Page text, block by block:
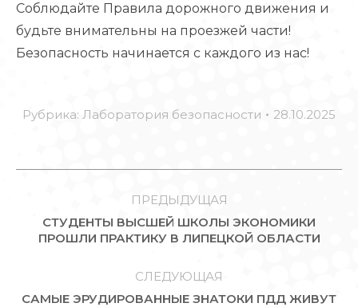
Соблюдайте Правила дорожного движения и
будьте внимательны на проезжей части!
Безопасность начинается с каждого из нас!
Рубрика: Лаборатория безопасности 28.10.2025
ЗАПИСЯМ
ПРЕДЫДУЩАЯ
Предыдущая
запись:
СТУДЕНТЫ ВЫСШЕЙ ШКОЛЫ ЭКОНОМИКИ
ПРОШЛИ ПРАКТИКУ В ЛИПЕЦКОЙ ОБЛАСТИ
СЛЕДУЮЩАЯ
САМЫЕ ЭРУДИРОВАННЫЕ ЗНАТОКИ ПДД ЖИВУТ